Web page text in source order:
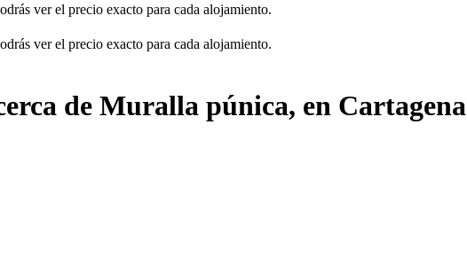
ver el precio exacto para cada alojamiento.
ver el precio exacto para cada alojamiento.
de Muralla púnica, en Cartagena